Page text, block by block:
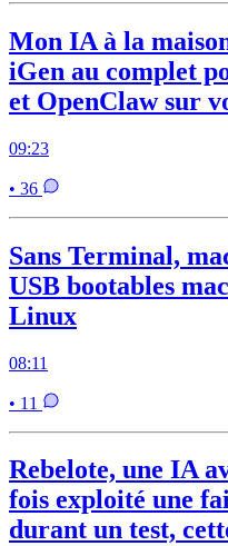
Mon IA à la
iGen au complet
et OpenClaw sur
09:23
• 36
Sans Terminal,
USB bootables
Linux
08:11
• 11
Rebelote, une IA
fois exploité une
durant un test,